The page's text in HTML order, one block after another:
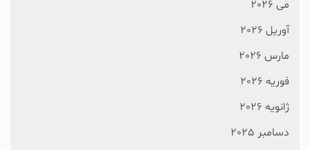
می 2026
آوریل 2026
مارس 2026
فوریه 2026
ژانویه 2026
دسامبر 2025